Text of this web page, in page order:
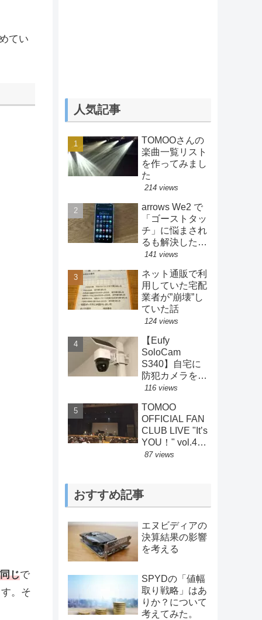
てい
じで
。そ
人気記事
TOMOOさんの
楽曲一覧リスト
を作ってみまし
た
214 views
arrows We2 で
「ゴーストタッ
チ」に悩まされ
るも解決した方
法とは？
141 views
ネット通販で利
用していた宅配
業者が”崩壊”し
ていた話
124 views
【Eufy
SoloCam
S340】自宅に
防犯カメラを設
置してみた結果
116 views
TOMOO
OFFICIAL FAN
CLUB LIVE "Itʼs
YOU！" vol.4
2026.7.4 ライ
87 views
おすすめ記事
エヌビディアの
決算結果の影響
を考える
SPYDの「値幅
取り戦略」はあ
りか？について
考えてみた。